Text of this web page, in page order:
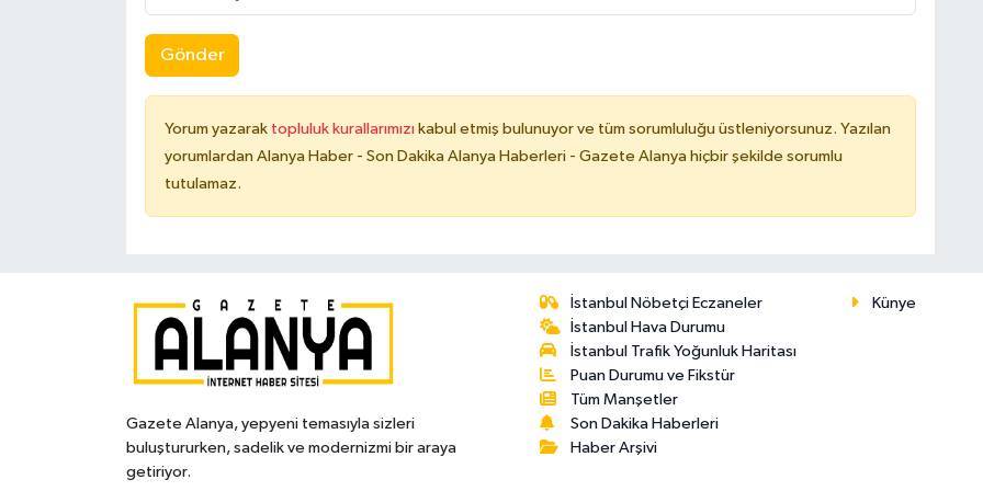
Gönder
Yorum yazarak topluluk kurallarımızı kabul etmiş bulunuyor ve tüm sorumluluğu üstleniyorsunuz. Yazılan
yorumlardan Alanya Haber - Son Dakika Alanya Haberleri - Gazete Alanya hiçbir şekilde sorumlu
tutulamaz.
Gazete Alanya, yepyeni temasıyla sizleri
buluştururken, sadelik ve modernizmi bir araya
getiriyor.
İstanbul Nöbetçi Eczaneler
İstanbul Hava Durumu
İstanbul Trafik Yoğunluk Haritası
Puan Durumu ve Fikstür
Tüm Manşetler
Son Dakika Haberleri
Haber Arşivi
Künye